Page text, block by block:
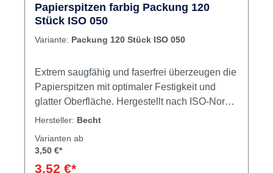
Papierspitzen farbig Packung 120
Stück ISO 050
Variante: Packung 120 Stück ISO 050
Extrem saugfähig und faserfrei überzeugen die
Papierspitzen mit optimaler Festigkeit und
glatter Oberfläche. Hergestellt nach ISO-Norm
mit 28 mm Länge. Folienversiegelung und
Anforderungen der Behandlungshygiene.
Hersteller: Becht
Varianten ab
3,50 €*
3,52 €*